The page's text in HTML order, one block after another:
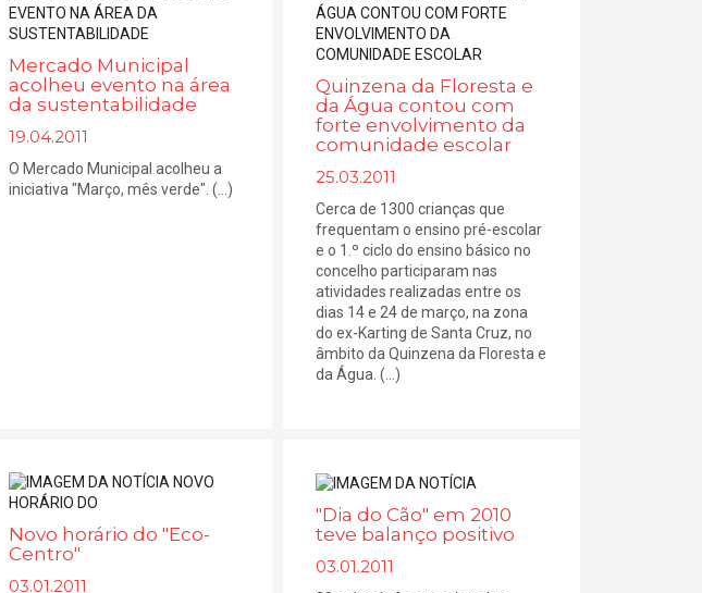
Mercado Municipal
acolheu evento na área
da sustentabilidade
19.04.2011
O Mercado Municipal acolheu a
iniciativa "Março, mês verde". (...)
Quinzena da Floresta e
da Água contou com
forte envolvimento da
comunidade escolar
25.03.2011
Cerca de 1300 crianças que
frequentam o ensino pré-escolar
e o 1.º ciclo do ensino básico no
concelho participaram nas
atividades realizadas entre os
dias 14 e 24 de março, na zona
do ex-Karting de Santa Cruz, no
âmbito da Quinzena da Floresta e
da Água. (...)
Novo horário do "Eco-
Centro"
03.01.2011
"Dia do Cão" em 2010
teve balanço positivo
03.01.2011